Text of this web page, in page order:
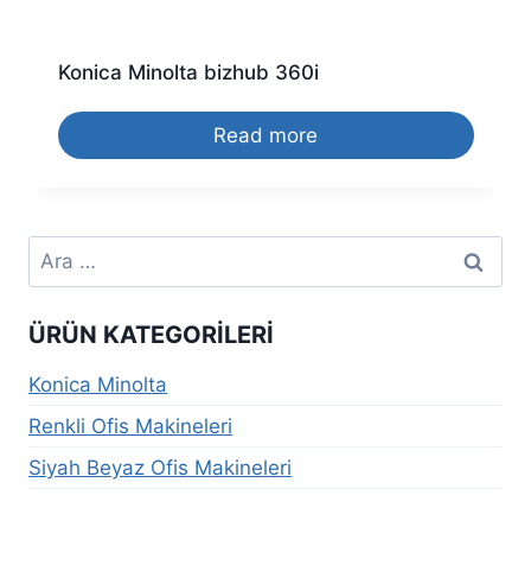
Konica Minolta bizhub 360i
Read more
Arama:
ÜRÜN KATEGORILERI
Konica Minolta
Renkli Ofis Makineleri
Siyah Beyaz Ofis Makineleri